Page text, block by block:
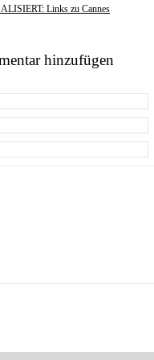
Links zu Cannes
hinzufügen